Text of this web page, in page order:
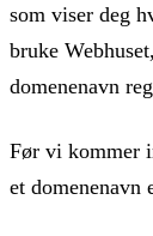
som viser deg
bruke
domenenavn
Før vi kommer
et domenenavn